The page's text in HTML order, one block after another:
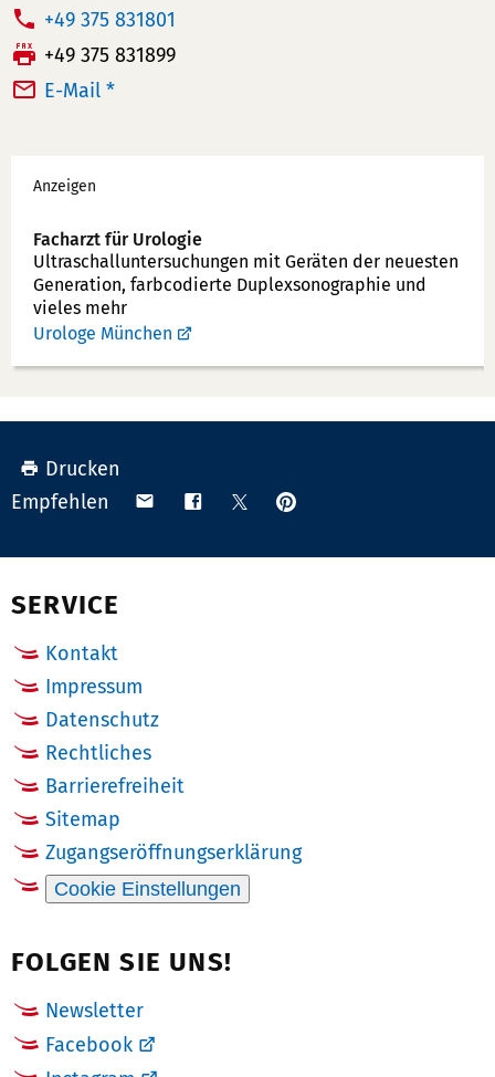
T
e
l
n
u
m
m
e
r:
+49 375 831801
F
a
+49 375 831899
E-Mail *
Werbung
Anzeigen
Facharzt für Urologie
Ultraschallunter­suchungen mit Geräten der neuesten
Generation, farbcodierte Duplex­sonographie und
vieles mehr
Urologe München
Drucken
Empfehlen
Teilen Teilen TeilenAnpinnen
SERVICE
Kontakt
Impressum
Datenschutz
Rechtliches
Barrierefreiheit
Sitemap
Zugangseröffnungserklärung
Cookie Einstellungen
FOLGEN SIE UNS!
Newsletter
Facebook